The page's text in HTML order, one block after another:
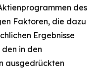
des
Faktoren, die dazu
Ergebnisse
in den
ausgedrückten